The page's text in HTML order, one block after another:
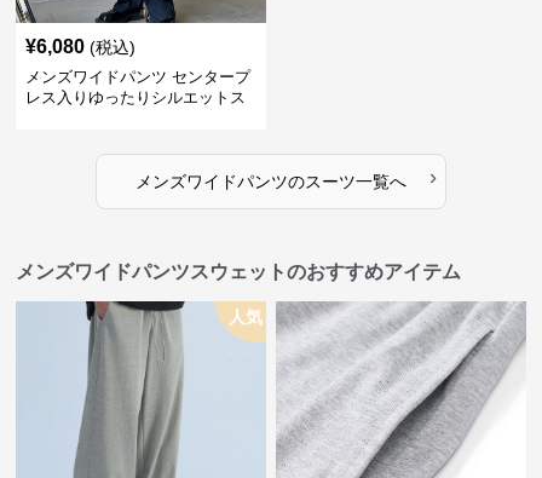
¥6,080 (税込)
メンズワイドパンツ センタープ
レス入りゆったりシルエットス
メンズワイドパンツのスーツ一覧へ ›
メンズワイドパンツスウェットのおすすめアイテム
人気